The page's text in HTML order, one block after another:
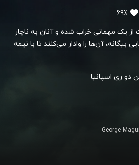
۶۹٪
از یک مهمانی خراب شده و آنان به ناچار
آن‌ها را وادار می‌کنند تا با نیمه
دو ری اسپانیا
George